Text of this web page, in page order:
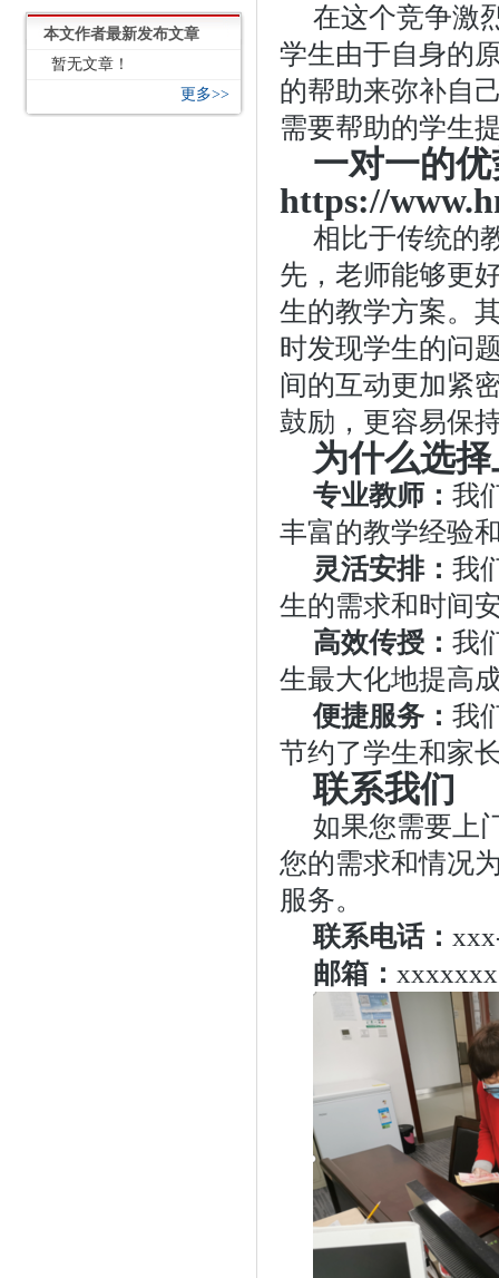
本文作者最新发布文章
暂无文章！
更多>>
在这个竞争激
学生由于自身的
的帮助来弥补自
需要帮助的学生
一对一的
https://
相比于传统的
先，老师能够更
生的教学方案。
时发现学生的问
间的互动更加紧
鼓励，更容易保
为什么选
专业教师： 我
丰富的教学经验
灵活安排： 我
生的需求和时间
高效传授： 我
生最大化地提高
便捷服务： 我
节约了学生和家
联系我们
如果您需要上
您的需求和情况
服务。
联系电话：
邮箱：